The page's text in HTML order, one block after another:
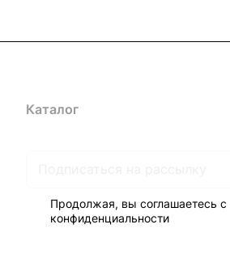
Каталог
Продолжая, вы соглашаетесь с
конфиденциальности